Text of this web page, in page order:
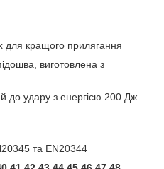
для кращого прилягання
виготовлена ​​з
до удару з енергією 200 Дж
та EN20344